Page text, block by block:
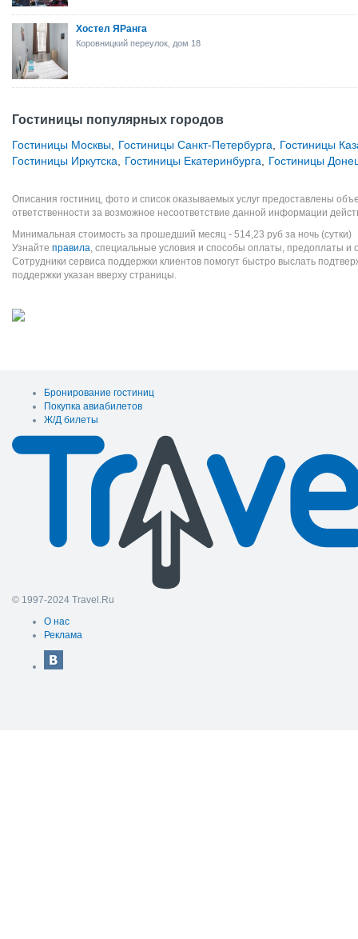
Хостел ЯРанга
Коровницкий переулок, дом 18
Гостиницы популярных городов
Гостиницы Москвы Гостиницы Санкт-Петербурга
Гостиницы
Гостиницы Иркутска
Гостиницы Екатеринбурга Гостиницы
Описания гостиниц, фото и список оказываемых услуг предоставлены
ответственности за возможное несоответствие данной информации
Минимальная стоимость за прошедший месяц - 514,23 руб за ночь (сутки)
Узнайте правила, специальные условия и способы оплаты, предоплаты и
Сотрудники сервиса поддержки клиентов помогут быстро выслать
поддержки указан вверху страницы.
Бронирование гостиниц
Покупка авиабилетов
Ж/Д билеты
© 1997-2024 Travel.Ru
О нас
Реклама